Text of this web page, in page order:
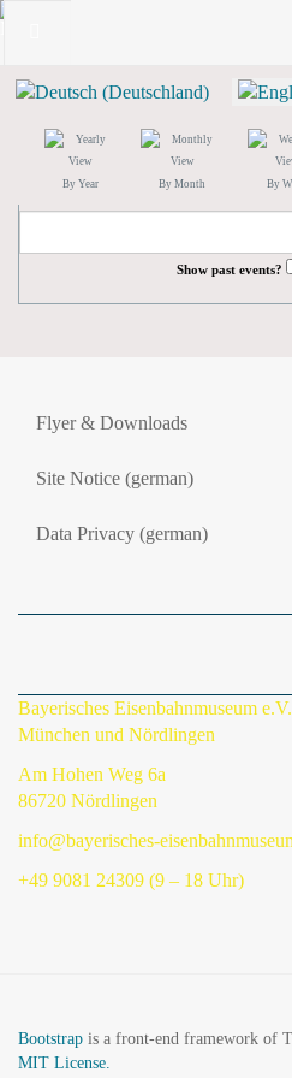
By Year By Month By
Show past events?
Flyer & Downloads
Site Notice (german)
Data Privacy (german)
Bayerisches Eisenbahnmuseum e.V.
München und Nördlingen
Am Hohen Weg 6a
86720 Nördlingen
info@bayerisches-
+49 9081 24309 (9 – 18 Uhr)
Bootstrap is a front-end framework of
MIT License.